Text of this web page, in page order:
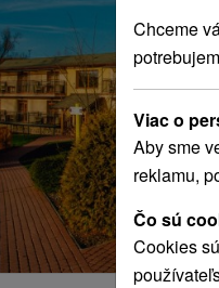
Chceme
Viac o
Aby sme
reklamu,
Čo sú
Cookies